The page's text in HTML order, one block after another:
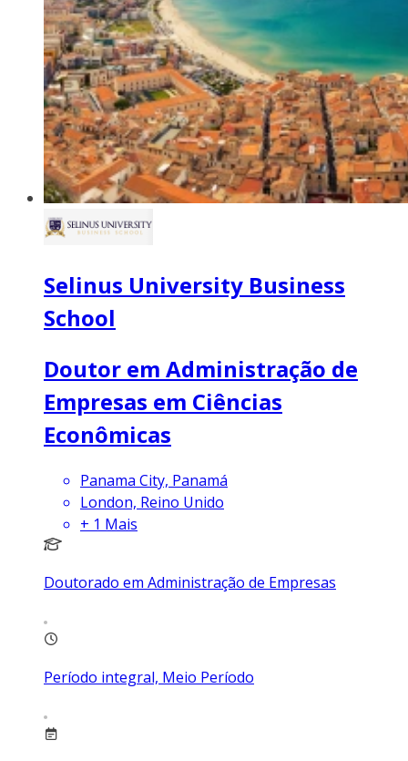
Selinus University Business
School
Doutor em Administração de
Empresas em Ciências
Econômicas
Panama City, Panamá
London, Reino Unido
+ 1 Mais
Doutorado em Administração de Empresas
Período integral, Meio Período